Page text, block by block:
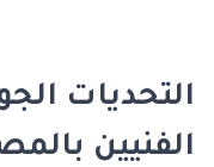
التحديات
الفنيين